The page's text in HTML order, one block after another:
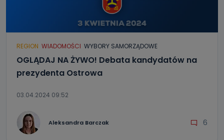
REGION WIADOMOŚCI WYBORY SAMORZĄDOWE
OGLĄDAJ NA ŻYWO! Debata kandydatów na
prezydenta Ostrowa
03.04.2024 09:52
Aleksandra Barczak 6